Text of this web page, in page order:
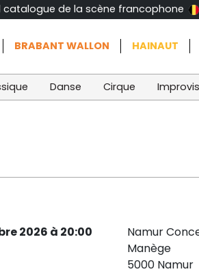
catalogue de la scène francophone
BRABANT WALLON HAINAUT
Danse Cirque
2026 à 20:00
Namur
Manège
5000 Namur